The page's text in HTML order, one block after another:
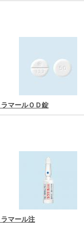
マールＯＤ錠
マール注